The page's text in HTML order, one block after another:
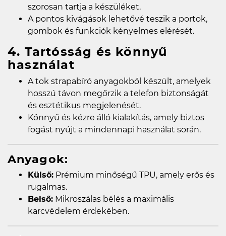
szorosan tartja a készüléket.
A pontos kivágások lehetővé teszik a portok,
gombok és funkciók kényelmes elérését.
4. Tartósság és könnyű
használat
A tok strapabíró anyagokból készült, amelyek
hosszú távon megőrzik a telefon biztonságát
és esztétikus megjelenését.
Könnyű és kézre álló kialakítás, amely biztos
fogást nyújt a mindennapi használat során.
Anyagok:
Külső: Prémium minőségű TPU, amely erős és
rugalmas.
Belső: Mikroszálas bélés a maximális
karcvédelem érdekében.